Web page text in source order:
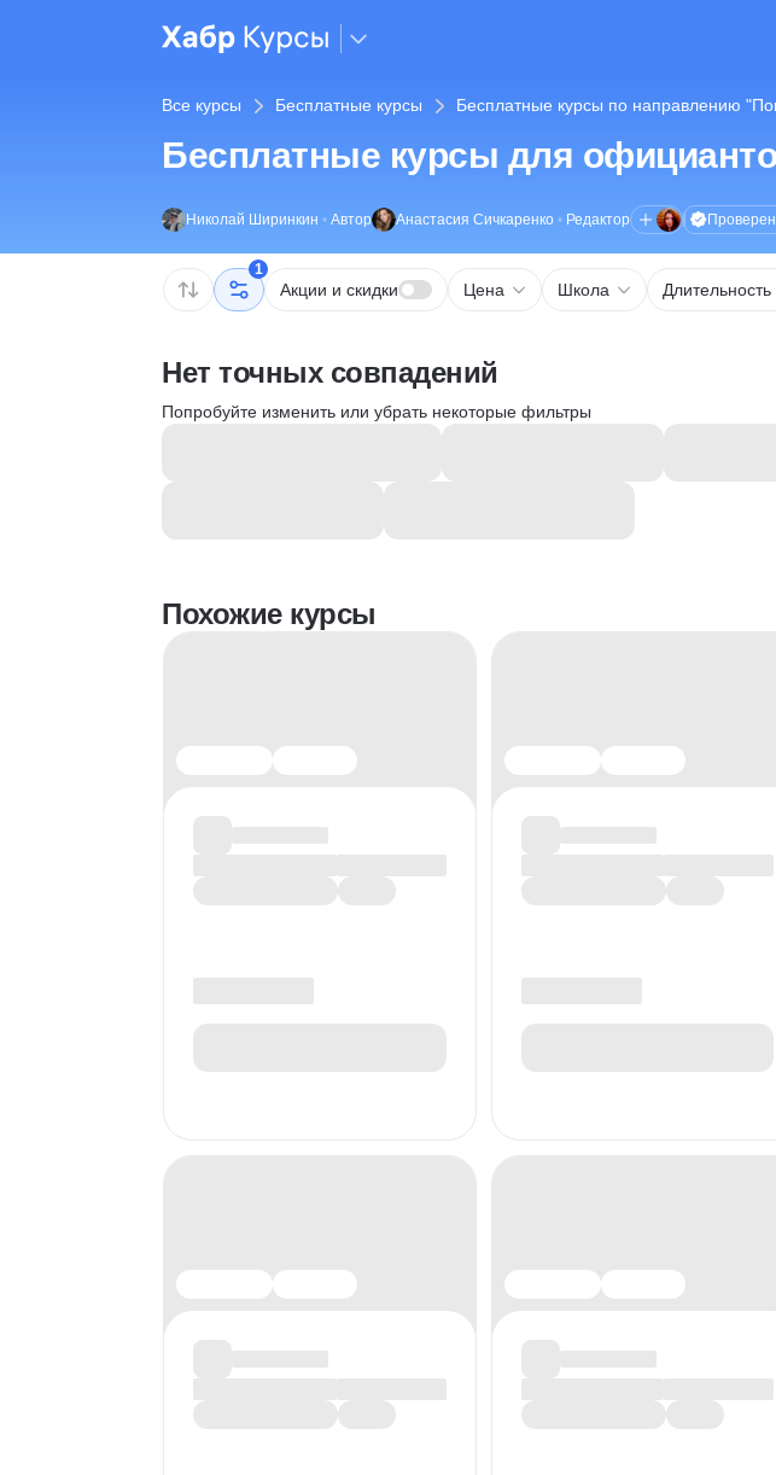
Все курсы Бесплатные курсы Бесплатные курсы по направлению
Бесплатные курсы для
Николай Ширинкин • Автор Анастасия Сичкаренко • Редактор
1
Акции и скидки Цена Школа Длительность
Нет точных совпадений
Попробуйте изменить или убрать некоторые фильтры
Похожие курсы